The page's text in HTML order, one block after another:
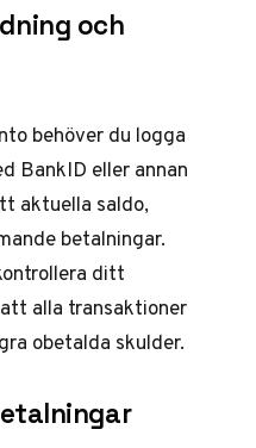
och
behöver du logga
BankID eller annan
aktuella saldo,
betalningar.
ditt
alla transaktioner
obetalda skulder.